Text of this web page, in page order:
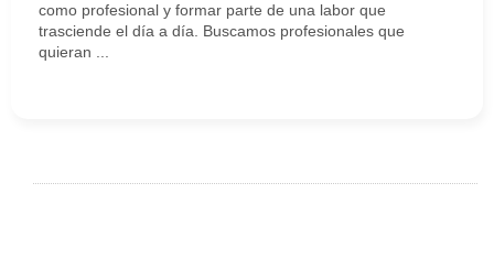
como profesional y formar parte de una labor que
trasciende el día a día. Buscamos profesionales que
quieran ...